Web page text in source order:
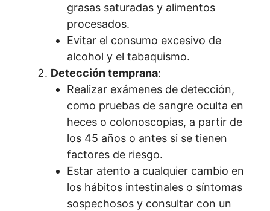
grasas saturadas y alimentos
procesados.
Evitar el consumo excesivo de
alcohol y el tabaquismo.
Detección temprana:
Realizar exámenes de detección,
como pruebas de sangre oculta en
heces o colonoscopias, a partir de
los 45 años o antes si se tienen
factores de riesgo.
Estar atento a cualquier cambio en
los hábitos intestinales o síntomas
sospechosos y consultar con un